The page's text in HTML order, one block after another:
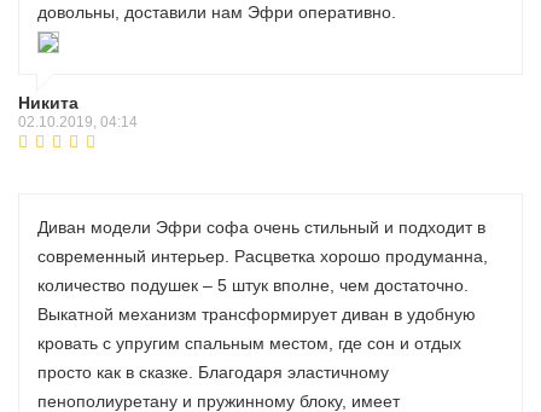
довольны, доставили нам Эфри оперативно.
Никита
02.10.2019, 04:14
Диван модели Эфри софа очень стильный и подходит в
современный интерьер. Расцветка хорошо продуманна,
количество подушек – 5 штук вполне, чем достаточно.
Выкатной механизм трансформирует диван в удобную
кровать с упругим спальным местом, где сон и отдых
просто как в сказке. Благодаря эластичному
пенополиуретану и пружинному блоку, имеет